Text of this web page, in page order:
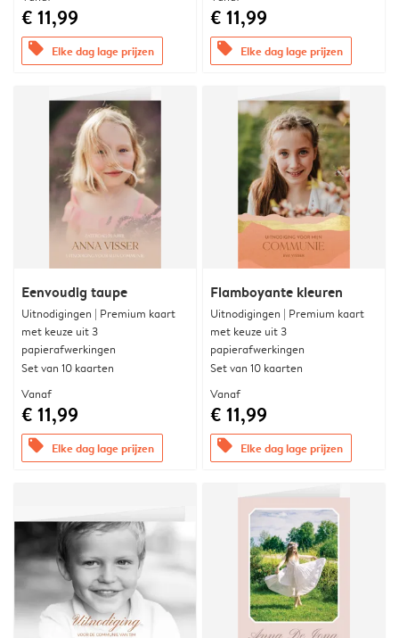
€ 11,99
offers Elke dag lage prijzen
€ 11,99
offers Elke dag lage prijzen
Eenvoudig taupe
Uitnodigingen | Premium kaart
met keuze uit 3
papierafwerkingen
Set van 10 kaarten
Vanaf
€ 11,99
offers Elke dag lage prijzen
Flamboyante kleuren
Uitnodigingen | Premium kaart
met keuze uit 3
papierafwerkingen
Set van 10 kaarten
Vanaf
€ 11,99
offers Elke dag lage prijzen